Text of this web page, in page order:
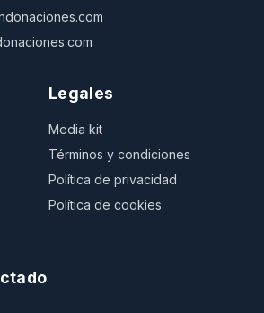
Legales
Media kit
Términos y condiciones
Política de privacidad
Política de cookies